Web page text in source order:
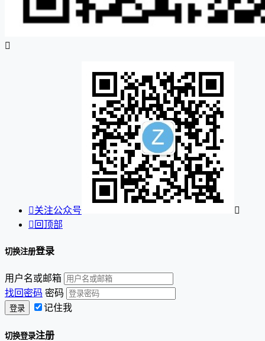

关注公众号

 回顶部
切换注册登录
用户名或邮箱
找回密码 密码
记住我
切换登录注册